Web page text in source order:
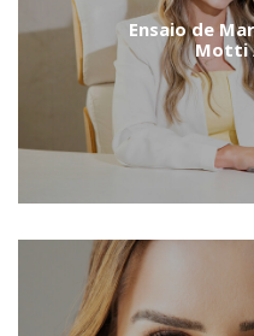
Ensaio de
Motti